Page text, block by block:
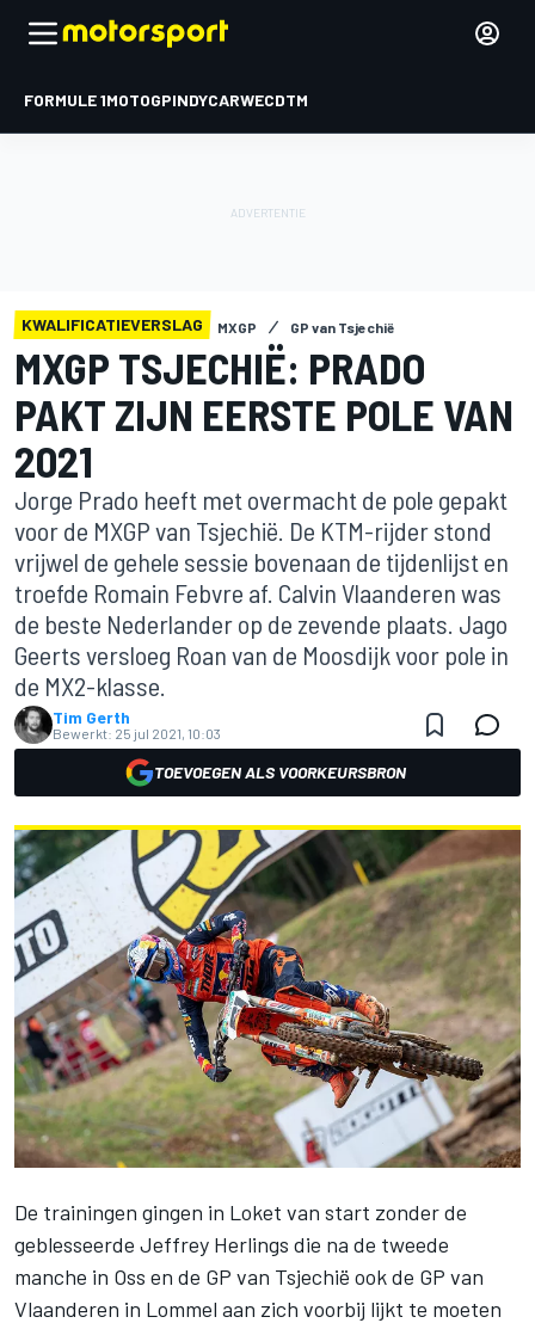
FORMULE 1MOTOGPINDYCARWECDTM
KWALIFICATIEVERSLAG MXGP GP van Tsjechië
MXGP TSJECHIË: PRADO
PAKT ZIJN EERSTE POLE VAN
2021
Jorge Prado heeft met overmacht de pole gepakt
voor de MXGP van Tsjechië. De KTM-rijder stond
vrijwel de gehele sessie bovenaan de tijdenlijst en
troefde Romain Febvre af. Calvin Vlaanderen was
de beste Nederlander op de zevende plaats. Jago
Geerts versloeg Roan van de Moosdijk voor pole in
de MX2-klasse.
Tim Gerth
Bewerkt: 25 jul 2021, 10:03
TOEVOEGEN ALS VOORKEURSBRON
De trainingen gingen in Loket van start zonder de
geblesseerde Jeffrey Herlings die na de tweede
manche in Oss en de GP van Tsjechië ook de GP van
Vlaanderen in Lommel aan zich voorbij lijkt te moeten